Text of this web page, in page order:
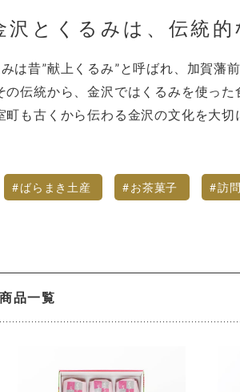
沢とくるみは、 伝統的
は昔”献上くるみ”と呼ばれ、加賀藩
の伝統から、金沢ではくるみを使った
町も古くから伝わる金沢の文化を大切
ばらまき土産 お茶菓子 訪
品一覧